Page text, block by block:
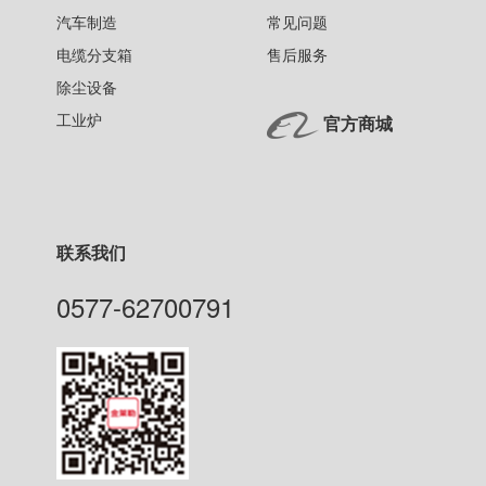
汽车制造
电缆分支箱
除尘设备
工业炉
常见问题
售后服务
官方商城
联系我们
0577-62700791